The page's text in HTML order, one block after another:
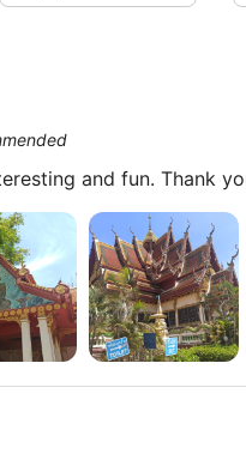
すテラスがある、
・ブッダ・ガーデン（マ
スクによって作られた、
像100体以上が斜面に点
院 コ・サムイ
立ち寄り地は山頂のビ
す。ここでは仏像が完全
中、ジープツアーの車列
伝統です。
and fun. Thank